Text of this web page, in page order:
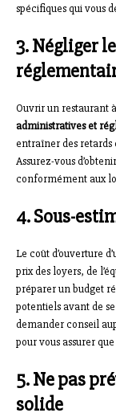
spécifiques qui vous
3. Négliger
Ouvrir un restaurant
administratives et
entraîner des
Assurez-vous
conformément aux
4. Sous-
Le coût d’ouverture
prix des loyers, de
préparer un budget
potentiels avant de
demander conseil
pour vous assurer
5. Ne pas
solide